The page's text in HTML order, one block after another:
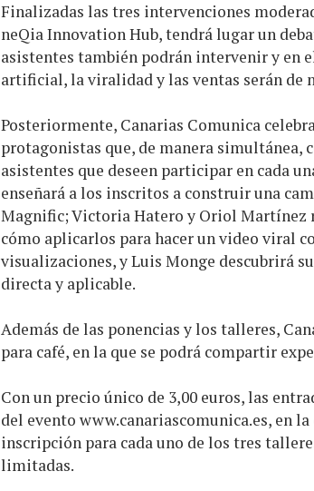
Finalizadas las tres intervenciones
neQia Innovation Hub, tendrá lugar un
asistentes también podrán intervenir y en
artificial, la viralidad y las ventas serán de
Posteriormente, Canarias Comunica
protagonistas que, de manera simultánea,
asistentes que deseen participar en cada
enseñará a los inscritos a construir una
Magnific; Victoria Hatero y Oriol Martínez
cómo aplicarlos para hacer un video viral
visualizaciones, y Luis Monge descubrirá
directa y aplicable.
Además de las ponencias y los talleres,
para café, en la que se podrá compartir
Con un precio único de 3,00 euros, las
del evento www.canariascomunica.es, en
inscripción para cada uno de los tres
limitadas.